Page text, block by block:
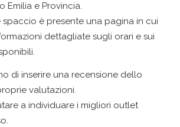
Emilia e Provincia.
spaccio è presente una pagina in cui
dettagliate sugli orari e sui
di inserire una recensione dello
valutazioni.
a individuare i migliori outlet